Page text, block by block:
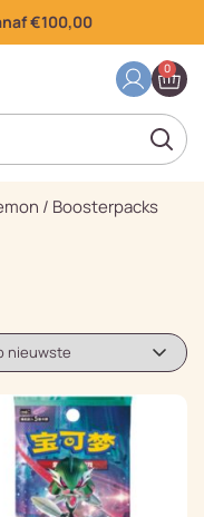
€100,00
0
/ Boosterpacks